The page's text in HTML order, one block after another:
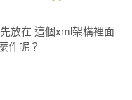
放在 這個xml架構裡面
作呢？